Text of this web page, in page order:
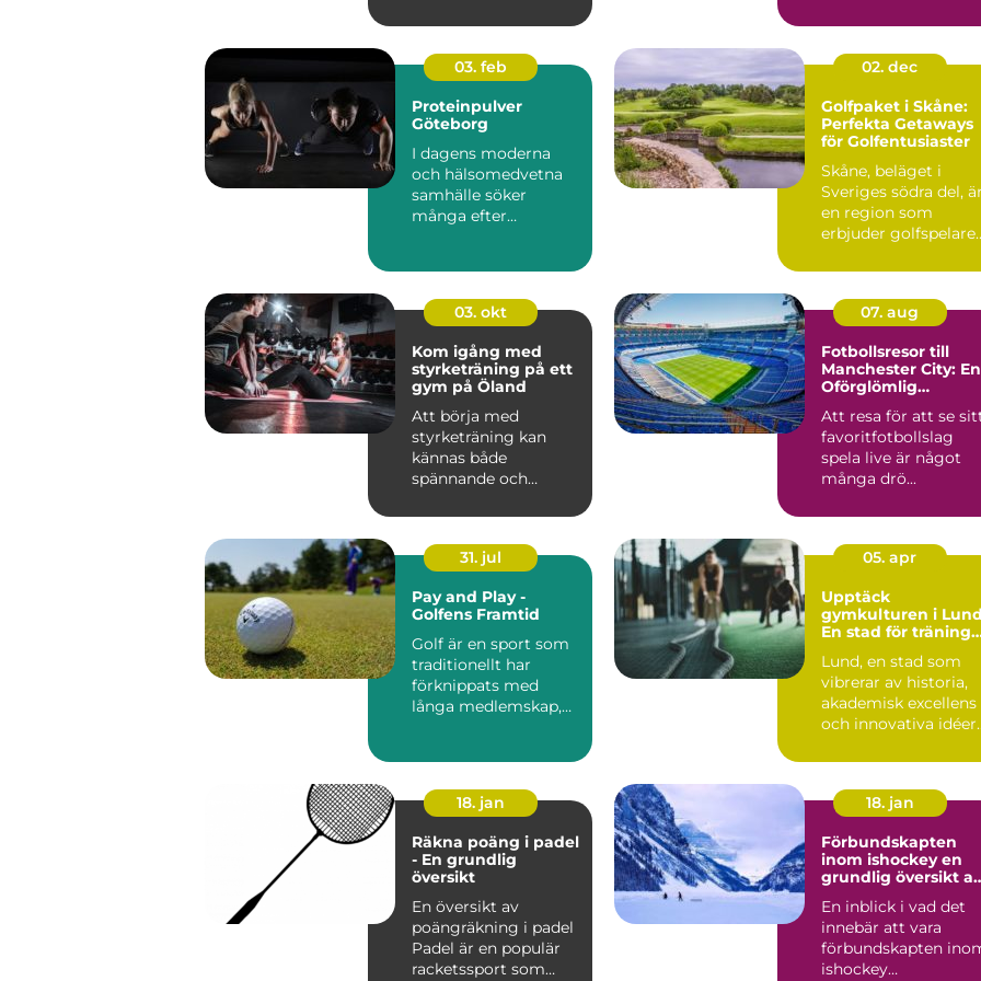
03. feb
Proteinpulver
Göteborg
I dagens moderna
och hälsomedvetna
samhälle söker
många efter
02. dec
Golfpaket i Skåne:
Perfekta Getaways
för Golfentusiaster
Skåne, beläget i
Sveriges södra del,
en region som
erbjuder golfspelare
03. okt
Kom igång med
styrketräning på ett
gym på Öland
Att börja med
styrketräning kan
kännas både
spännande och
07. aug
Fotbollsresor till
Manchester City: En
Oförglömlig
Att resa för att se
favoritfotbollslag
spela live är något
många drö...
31. jul
Pay and Play -
Golfens Framtid
Golf är en sport som
traditionellt har
förknippats med
långa medlemskap,
05. apr
Upptäck
gymkulturen i
En stad för träning
Lund, en stad som
vibrerar av historia,
akademisk excellens
och innovativa idéer
18. jan
Räkna poäng i padel
- En grundlig
översikt
En översikt av
poängräkning i padel
Padel är en populär
racketssport som
18. jan
Förbundskapten
inom ishockey en
grundlig översikt av
En inblick i vad det
innebär att vara
förbundskapten
ishockey